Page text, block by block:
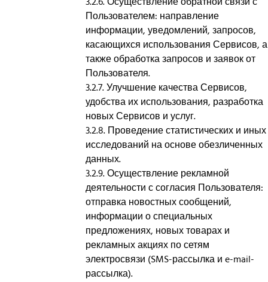
Пользователем: направление
информации, уведомлений, запросов,
касающихся использования Сервисов, а
также обработка запросов и заявок от
Пользователя.
3.2.7. Улучшение качества Сервисов,
удобства их использования, разработка
новых Сервисов и услуг.
3.2.8. Проведение статистических и иных
исследований на основе обезличенных
данных.
3.2.9. Осуществление рекламной
деятельности с согласия Пользователя:
отправка новостных сообщений,
информации о специальных
предложениях, новых товарах и
рекламных акциях по сетям
электросвязи (SMS-рассылка и e-mail-
рассылка).